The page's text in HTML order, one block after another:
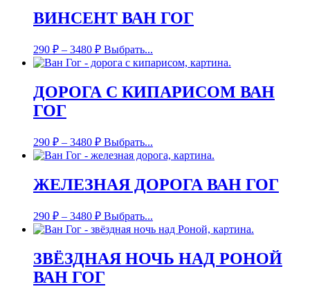
ВИНСЕНТ ВАН ГОГ
290 ₽ – 3480 ₽ Выбрать...
ДОРОГА С КИПАРИСОМ ВАН
ГОГ
290 ₽ – 3480 ₽ Выбрать...
ЖЕЛЕЗНАЯ ДОРОГА ВАН ГОГ
290 ₽ – 3480 ₽ Выбрать...
ЗВЁЗДНАЯ НОЧЬ НАД РОНОЙ
ВАН ГОГ